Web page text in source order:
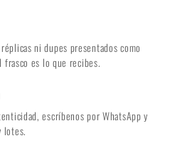
ni dupes presentados como
es lo que recibes.
escríbenos por WhatsApp y
lotes.